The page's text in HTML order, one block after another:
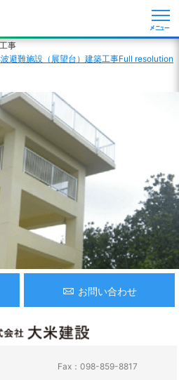
メニュー
事
避難施設（展望台）建築工事Full resolution
お問い合わせ
Fax：098-859-8817